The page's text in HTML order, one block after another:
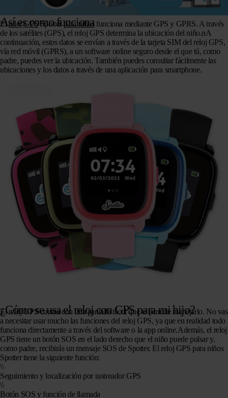
Así es como funciona
Elreloj GPSSpotterpara niñosfunciona mediante GPS y GPRS. A través
de los satélites (GPS), el reloj GPS determina la ubicación del niño.nA
continuación, estos datos se envían a través de la tarjeta SIM del reloj GPS,
vía red móvil (GPRS), a un software online seguro desde el que tú, como
padre, puedes ver la ubicación. También puedes consultar fácilmente las
ubicaciones y los datos a través de una aplicación para smartphone.
¿Cómo se usa el reloj con GPS para mi hijo?
El reloj GPS cuenta con una pantalla táctil que te permite manejarlo. No vas
a necesitar usar mucho las funciones del reloj GPS, ya que en realidad todo
funciona directamente a través del software o la app online.Además, el reloj
GPS tiene un botón SOS en el lado derecho que el niño puede pulsar y,
como padre, recibirás un mensaje SOS de Spotter. El reloj GPS para niños
Spotter tiene la siguiente función:
\\
Seguimiento y localización por rastreador GPS
\\
Botón SOS y función de llamada